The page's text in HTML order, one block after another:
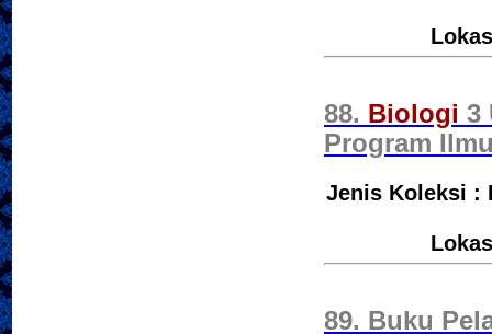
88. Biologi 3
Program
Jenis Koleksi :
89. Buku